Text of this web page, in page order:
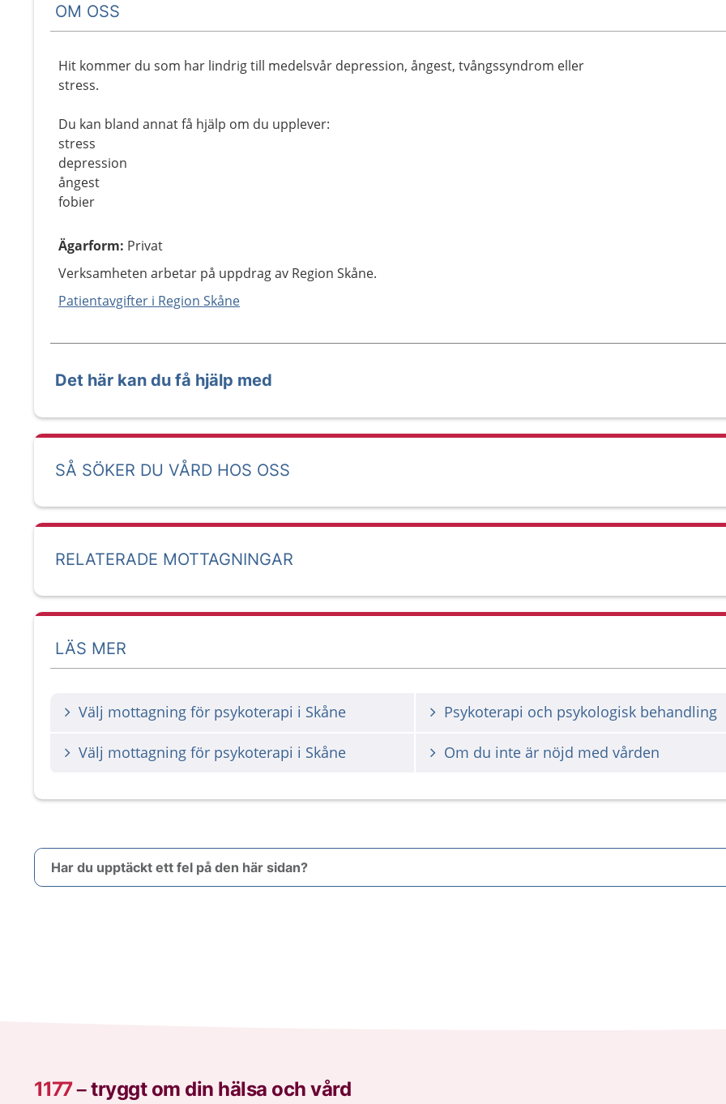
OM OSS
Hit kommer du som har lindrig till medelsvår depression, ångest, tvångssyndrom eller
stress.
Du kan bland annat få hjälp om du upplever:
stress
depression
ångest
fobier
Ägarform: Privat
Verksamheten arbetar på uppdrag av Region Skåne.
Patientavgifter i Region Skåne
Det här kan du få hjälp med
SÅ SÖKER DU VÅRD HOS OSS
RELATERADE MOTTAGNINGAR
LÄS MER
Välj mottagning för psykoterapi i Skåne Psykoterapi och psykologisk behandling
Välj mottagning för psykoterapi i Skåne Om du inte är nöjd med vården
Har du upptäckt ett fel på den här sidan?
1177–tryggt om din hälsa och vård